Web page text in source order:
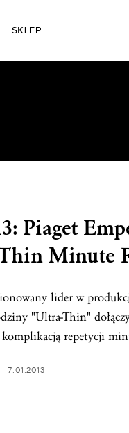
SKLEP
Piaget
Minute
lider w
"Ultra-Thin"
repetycji
7.01.2013